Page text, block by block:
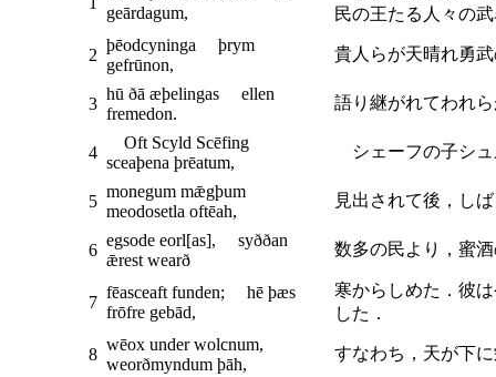
geārdagum,
民の王たる人々の
2
þēodcyninga þrym
gefrūnon,
貴人らが天晴れ勇
3
hū ðā æþelingas ellen
fremedon.
語り継がれてわれ
4
Oft Scyld Scēfing
sceaþena þrēatum,
シェーフの子シュ
5
monegum mǣgþum
meodosetla oftēah,
見出されて後，し
6
egsode eorl[as], syððan
ǣrest wearð
数多の民より，蜜
7
fēasceaft funden; hē þæs
frōfre gebād,
寒からしめた．彼
した．
8
wēox under wolcnum,
weorðmyndum þāh,
すなわち，天が下